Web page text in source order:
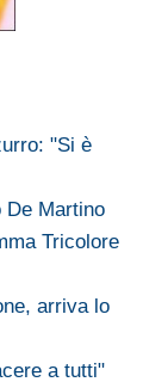
"Si è
De Martino
Tricolore
arriva lo
a tutti"